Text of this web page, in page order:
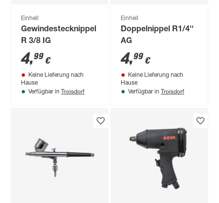
Einhell
Gewindestecknippel
R 3/8 IG
4,99 €
Keine Lieferung nach
Hause
Verfügbar in Troisdorf
Einhell
Doppelnippel R1/4''
AG
4,99 €
Keine Lieferung nach
Hause
Verfügbar in Troisdorf